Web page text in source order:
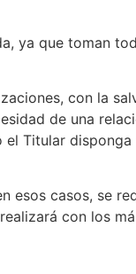
ya que toman
con la
de una
Titular
esos casos, se
con los